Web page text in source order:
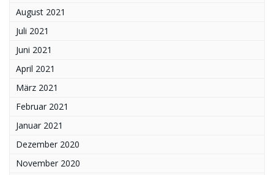
August 2021
Juli 2021
Juni 2021
April 2021
März 2021
Februar 2021
Januar 2021
Dezember 2020
November 2020